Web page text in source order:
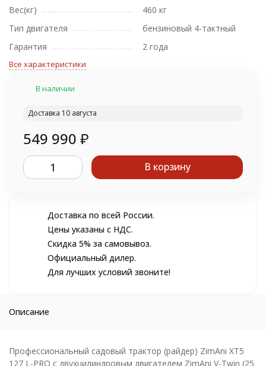
Вес(кг)
460 кг
Тип двигателя
бензиновый 4-тактный
Гарантия
2 года
Все характеристики
В наличии
Доставка 10 августа
549 990 ₽
В корзину
Доставка по всей России.
Цены указаны с НДС.
Скидка 5% за самовывоз.
Официальный дилер.
Для лучших условий звоните!
Описание
Профессиональный садовый трактор (райдер) ZimAni XT5
127 L-PRO с двухцилиндровым двигателем ZimAni V-Twin (25